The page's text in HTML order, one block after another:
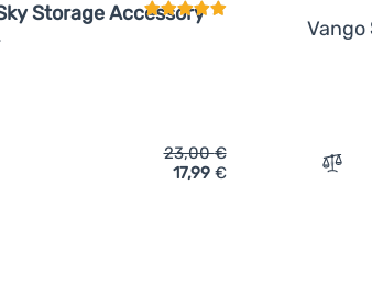
Storage Accessory
'Kleiderhaken-Set Vango Sky Storage
23,00€
17,99 €
Vango
Zum